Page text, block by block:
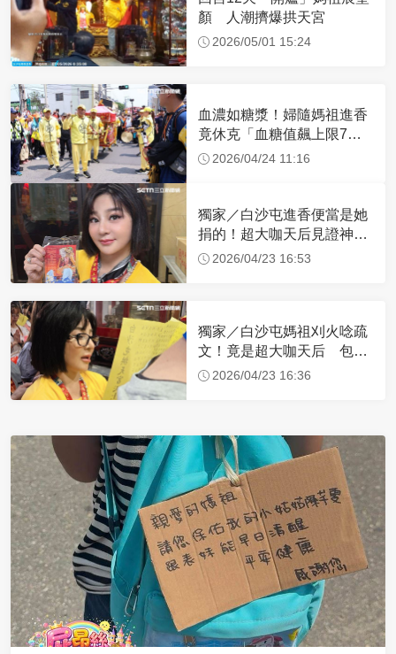
顏 人潮擠爆拱天宮
2026/05/01 15:24
血濃如糖漿！婦隨媽祖進香
竟休克「血糖值飆上限7
倍」 醫曝原因
2026/04/24 11:16
獨家／白沙屯進香便當是她
捐的！超大咖天后見證神
蹟 一靠近媽祖就爆哭
2026/04/23 16:53
獨家／白沙屯媽祖刈火唸疏
文！竟是超大咖天后 包尿
布忍尿5小時不喊累
2026/04/23 16:36